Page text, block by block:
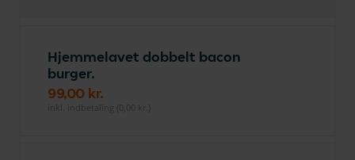
Hjemmelavet dobbelt bacon
burger.
99,00 kr.
inkl. indbetaling (0,00 kr.)